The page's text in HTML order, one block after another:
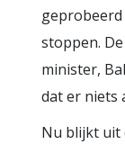
stoppen.
minister,
dat er niets
Nu blijkt uit